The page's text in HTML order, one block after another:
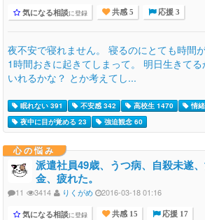
気になる相談に登録 共感 5 応援 3
夜不安で寝れません。 寝るのにとても時間
1時間おきに起きてしまって。 明日生きて
いれるかな？ とか考えてし...
眠れない 391 不安感 342 高校生 1470
情
夜中に目が覚める 23
強迫観念 60
心の悩み
派遣社員49歳、うつ病、自殺未遂
金、疲れた。
11 3414 りくがめ 2016-03-18 01:16
気になる相談に登録 共感 15 応援 17